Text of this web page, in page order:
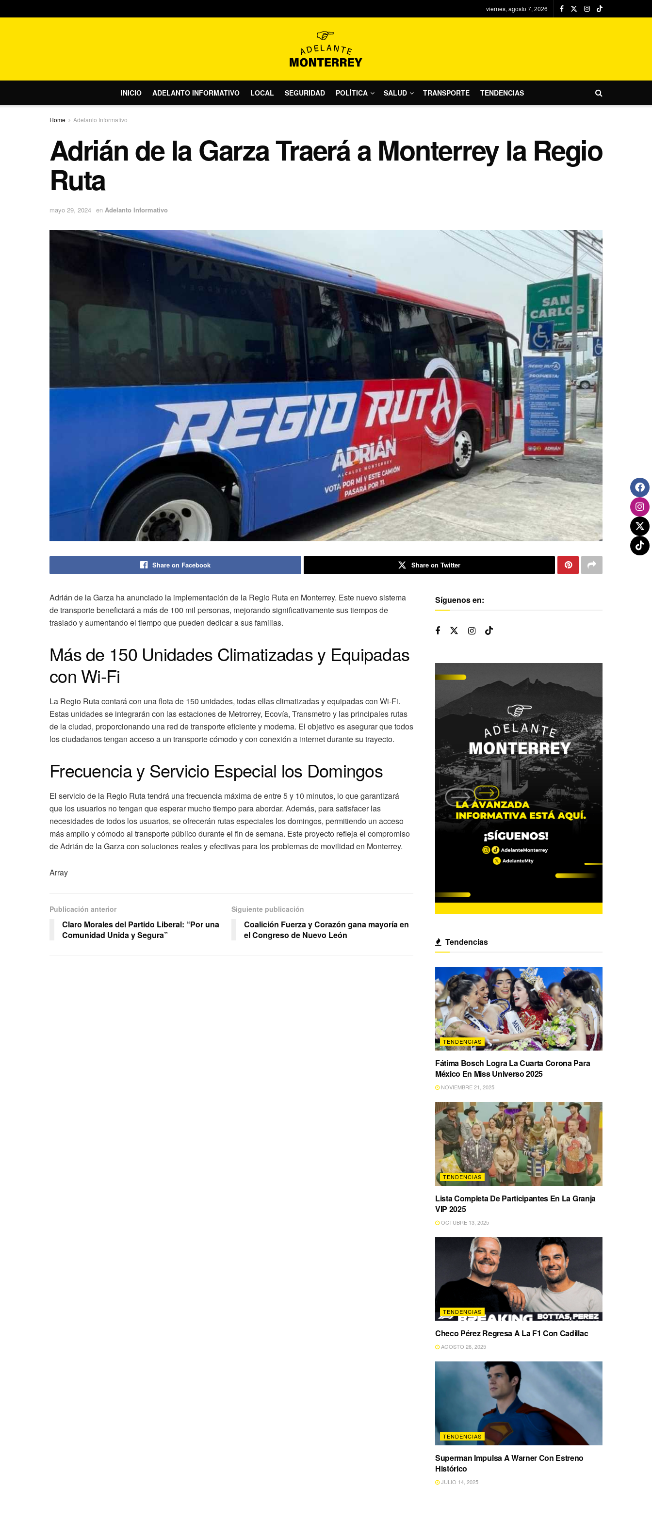
viernes, agosto 7, 2026
INICIO ADELANTO INFORMATIVO LOCAL SEGURIDAD POLÍTICA SALUD TRANSPORTE TENDENCIAS
Home Adelanto Informativo
Adrián de la Garza Traerá a Monterrey la Regio
Ruta
mayo 29, 2024 en Adelanto Informativo
Share on Facebook Share on Twitter
Adrián de la Garza ha anunciado la implementación de la Regio Ruta en Monterrey. Este nuevo sistema
de transporte beneficiará a más de 100 mil personas, mejorando significativamente sus tiempos de
traslado y aumentando el tiempo que pueden dedicar a sus familias.
Más de 150 Unidades Climatizadas y Equipadas
con Wi-Fi
La Regio Ruta contará con una flota de 150 unidades, todas ellas climatizadas y equipadas con Wi-Fi.
Estas unidades se integrarán con las estaciones de Metrorrey, Ecovía, Transmetro y las principales rutas
de la ciudad, proporcionando una red de transporte eficiente y moderna. El objetivo es asegurar que todos
los ciudadanos tengan acceso a un transporte cómodo y con conexión a internet durante su trayecto.
Frecuencia y Servicio Especial los Domingos
El servicio de la Regio Ruta tendrá una frecuencia máxima de entre 5 y 10 minutos, lo que garantizará
que los usuarios no tengan que esperar mucho tiempo para abordar. Además, para satisfacer las
necesidades de todos los usuarios, se ofrecerán rutas especiales los domingos, permitiendo un acceso
más amplio y cómodo al transporte público durante el fin de semana. Este proyecto refleja el compromiso
de Adrián de la Garza con soluciones reales y efectivas para los problemas de movilidad en Monterrey.
Array
Publicación anterior
Claro Morales del Partido Liberal: “Por una
Comunidad Unida y Segura”
Siguiente publicación
Coalición Fuerza y Corazón gana mayoría en
el Congreso de Nuevo León
Síguenos en:
Tendencias
TENDENCIAS
Fátima Bosch Logra La Cuarta Corona Para
México En Miss Universo 2025
NOVIEMBRE 21, 2025
TENDENCIAS
Lista Completa De Participantes En La Granja
VIP 2025
OCTUBRE 13, 2025
TENDENCIAS
Checo Pérez Regresa A La F1 Con Cadillac
AGOSTO 26, 2025
TENDENCIAS
Superman Impulsa A Warner Con Estreno
Histórico
JULIO 14, 2025